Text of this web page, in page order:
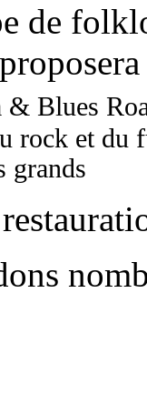
de
& Blues
rock et du
grands